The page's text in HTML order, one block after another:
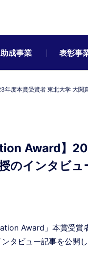
助成事業 表彰事
年度本賞受賞者 東北大学 大関
Award】
のインタビ
Award」本賞受賞
タビュー記事を公開し